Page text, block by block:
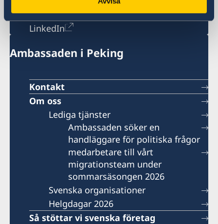
generalkonsulat.shanghai-visum@gov.se
Social media
LinkedIn
Ambassaden i Peking
Kontakt
Om oss
Lediga tjänster
Ambassaden söker en
handläggare för politiska frågor
medarbetare till vårt
migrationsteam under
sommarsäsongen 2026
Svenska organisationer
Helgdagar 2026
Så stöttar vi svenska företag